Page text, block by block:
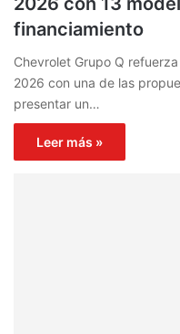
financiamiento
Chevrolet Grupo Q
2026 con una de las
presentar un…
Leer más »